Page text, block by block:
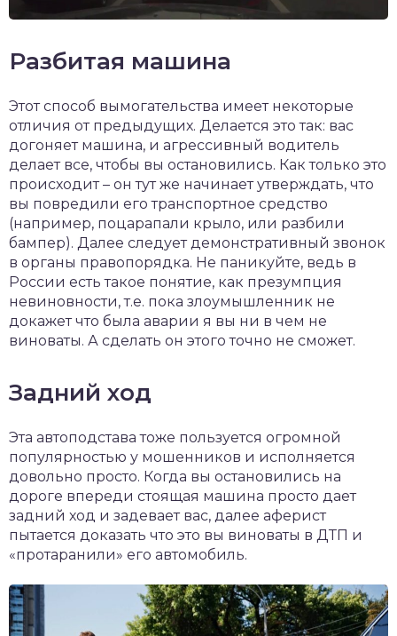
Разбитая машина
Этот способ вымогательства имеет некоторые
отличия от предыдущих. Делается это так: вас
догоняет машина, и агрессивный водитель
делает все, чтобы вы остановились. Как только это
происходит – он тут же начинает утверждать, что
вы повредили его транспортное средство
(например, поцарапали крыло, или разбили
бампер). Далее следует демонстративный звонок
в органы правопорядка. Не паникуйте, ведь в
России есть такое понятие, как презумпция
невиновности, т.е. пока злоумышленник не
докажет что была аварии я вы ни в чем не
виноваты. А сделать он этого точно не сможет.
Задний ход
Эта автоподстава тоже пользуется огромной
популярностью у мошенников и исполняется
довольно просто. Когда вы остановились на
дороге впереди стоящая машина просто дает
задний ход и задевает вас, далее аферист
пытается доказать что это вы виноваты в ДТП и
«протаранили» его автомобиль.